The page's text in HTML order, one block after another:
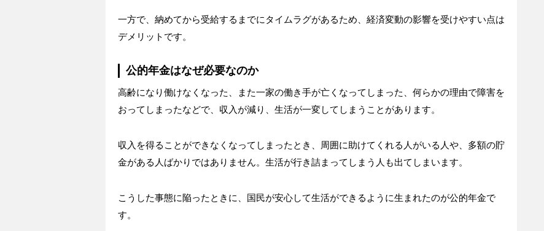
一方で、納めてから受給するまでにタイムラグがあるため、経済変動の影響を受けやすい点は
デメリットです。
公的年金はなぜ必要なのか
高齢になり働けなくなった、また一家の働き手が亡くなってしまった、何らかの理由で障害を
おってしまったなどで、収入が減り、生活が一変してしまうことがあります。
収入を得ることができなくなってしまったとき、周囲に助けてくれる人がいる人や、多額の貯
金がある人ばかりではありません。生活が行き詰まってしまう人も出てしまいます。
こうした事態に陥ったときに、国民が安心して生活ができるように生まれたのが公的年金で
す。